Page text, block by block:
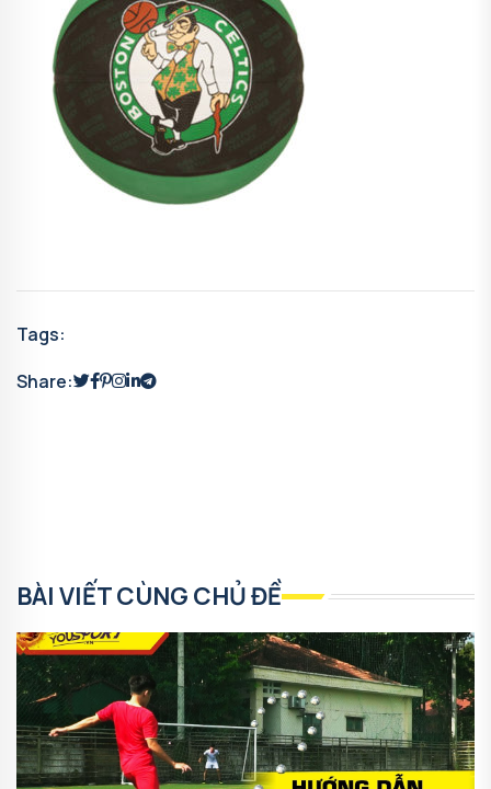
Tags:
Share:
BÀI VIẾT CÙNG CHỦ ĐỀ